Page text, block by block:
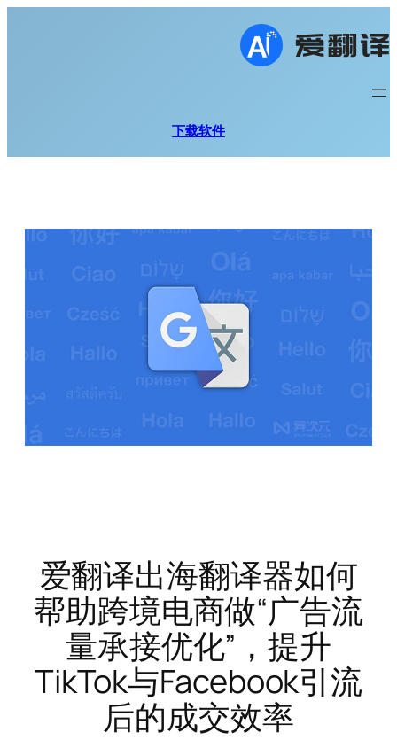
下载软件
爱翻译出海翻译器如何
帮助跨境电商做“广告流
量承接优化”，提升
TikTok与Facebook引流
后的成交效率